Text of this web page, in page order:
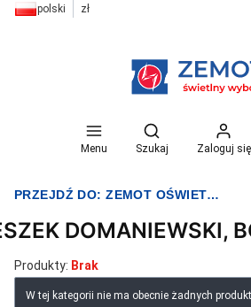
polski zł
Menu
Otwórz
Szukaj Zaloguj się
PRZEJDŹ DO:ZEMOT OŚWIETLENIE I ELEKTRYKA
DOMANIEWSKI,
Produkty: Brak
Lista produktów
W tej kategorii nie ma obecnie żadnych